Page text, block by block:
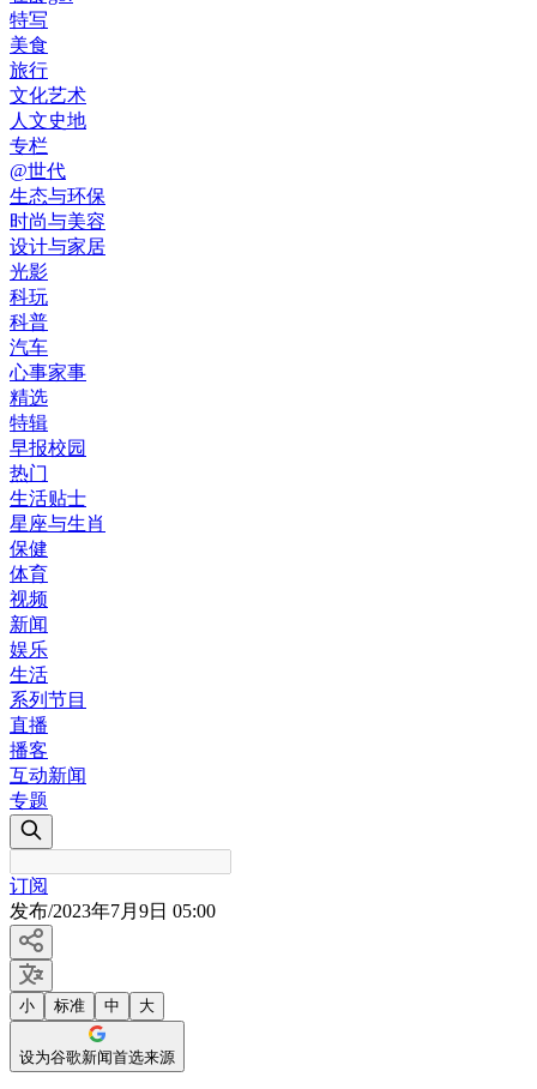
特写
美食
旅行
文化艺术
人文史地
专栏
@世代
生态与环保
时尚与美容
设计与家居
光影
科玩
科普
汽车
心事家事
精选
特辑
早报校园
热门
生活贴士
星座与生肖
保健
体育
视频
新闻
娱乐
生活
系列节目
直播
播客
互动新闻
专题
订阅
发布/2023年7月9日 05:00
小 标准 中 大
设为谷歌新闻首选来源